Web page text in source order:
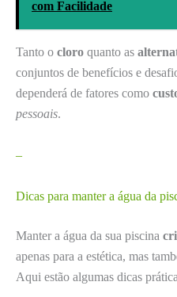
com Facilidade
Tanto o cloro quanto as
conjuntos de benefícios e
dependerá de fatores como
pessoais.
–
Dicas para manter a água da
Manter a água da sua piscina
apenas para a estética, mas
Aqui estão algumas dicas